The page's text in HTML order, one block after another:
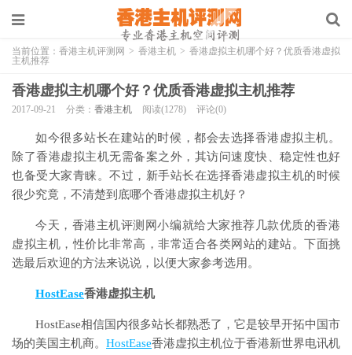
当前位置： 香港主机评测网 > 香港主机 > 香港虚拟主机哪个好？优质香港虚拟
主机推荐
香港虚拟主机哪个好？优质香港虚拟主机推荐
2017-09-21 分类： 香港主机 阅读(1278) 评论(0)
如今很多站长在建站的时候，都会去选择香港虚拟主机。
除了香港虚拟主机无需备案之外，其访问速度快、稳定性也好
也备受大家青睐。不过，新手站长在选择香港虚拟主机的时候
很少究竟，不清楚到底哪个香港虚拟主机好？
今天，香港主机评测网小编就给大家推荐几款优质的香港
虚拟主机，性价比非常高，非常适合各类网站的建站。下面挑
选最后欢迎的方法来说说，以便大家参考选用。
HostEase香港虚拟主机
HostEase相信国内很多站长都熟悉了，它是较早开拓中国市
场的美国主机商。 HostEase香港虚拟主机位于香港新世界电讯机